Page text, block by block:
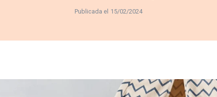
Publicada el 15/02/2024